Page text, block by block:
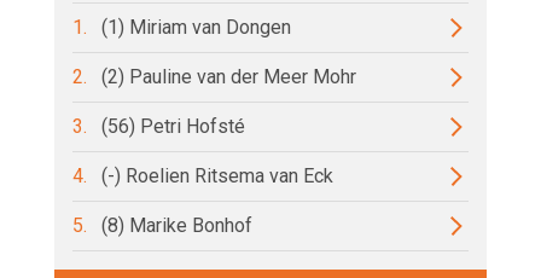
1. (1) Miriam van Dongen
2. (2) Pauline van der Meer Mohr
3. (56) Petri Hofsté
4. (-) Roelien Ritsema van Eck
5. (8) Marike Bonhof